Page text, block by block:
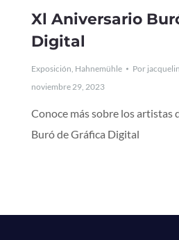
Xl Aniversario
Digital
Exposición, Hahnemühle Por
noviembre 29, 2023
Conoce más sobre los artistas
Buró de Gráfica Digital